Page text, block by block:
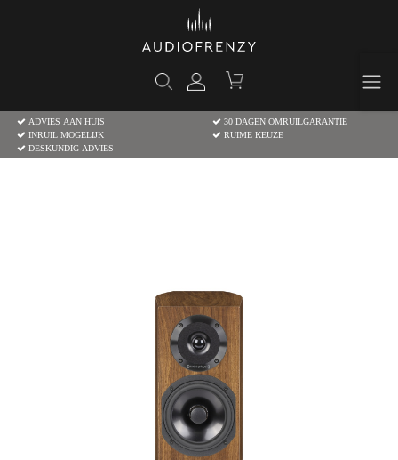
ADVIES AAN HUIS
30 DAGEN OMRUILGARANTIE
INRUIL MOGELIJK
RUIME KEUZE
DESKUNDIG ADVIES